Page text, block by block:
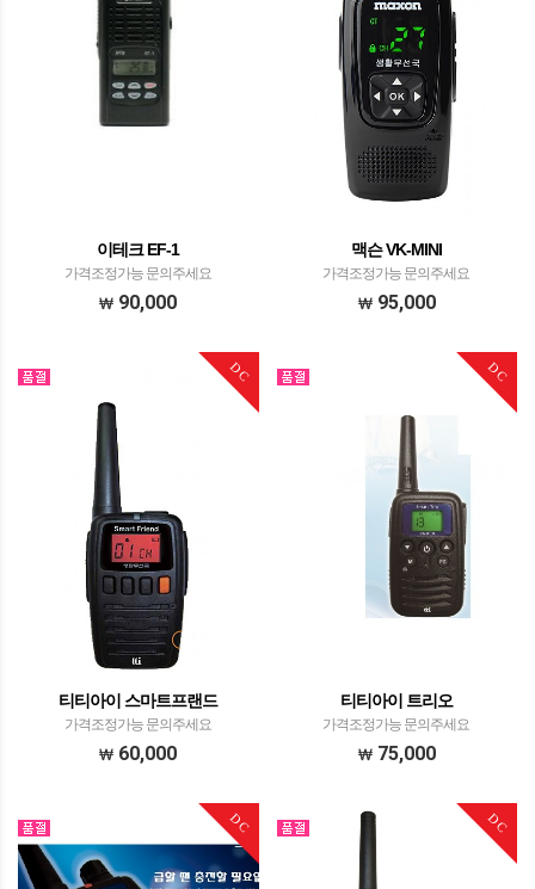
이테크 EF-1
가격조정가능 문의주세요
90,000
맥슨 VK-MINI
가격조정가능 문의주세요
95,000
DC
티티아이 스마트프랜드
가격조정가능 문의주세요
60,000
DC
티티아이 트리오
가격조정가능 문의주세요
75,000
DC DC